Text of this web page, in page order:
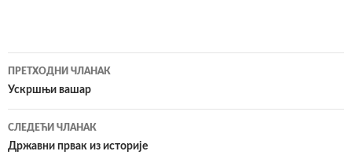
Кретање
чланака
ПРЕТХОДНИ ЧЛАНАК
Ускршњи вашар
СЛЕДЕЋИ ЧЛАНАК
Државни првак из историје